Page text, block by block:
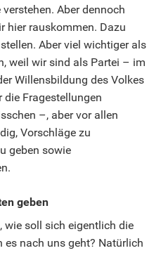
Aber dennoch
hier rauskommen. Dazu
Aber viel wichtiger als
weil wir sind als Partei – im
Willensbildung des Volkes
Fragestellungen
–, aber vor allen
Vorschläge zu
geben sowie
geben
wie soll sich eigentlich die
es nach uns geht? Natürlich